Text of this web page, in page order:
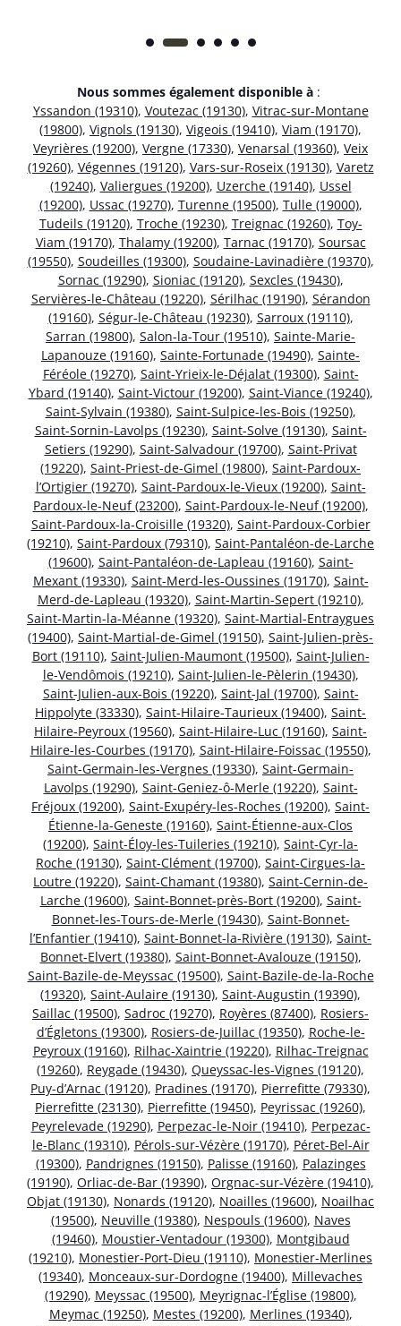
Nous sommes également disponible à :
Yssandon (19310), Voutezac (19130), Vitrac-sur-Montane
(19800), Vignols (19130), Vigeois (19410), Viam (19170),
Veyrières (19200), Vergne (17330), Venarsal (19360), Veix
(19260), Végennes (19120), Vars-sur-Roseix (19130), Varetz
(19240), Valiergues (19200), Uzerche (19140), Ussel
(19200), Ussac (19270), Turenne (19500), Tulle (19000),
Tudeils (19120), Troche (19230), Treignac (19260), Toy-
Viam (19170), Thalamy (19200), Tarnac (19170), Soursac
(19550), Soudeilles (19300), Soudaine-Lavinadière (19370),
Sornac (19290), Sioniac (19120), Sexcles (19430),
Servières-le-Château (19220), Sérilhac (19190), Sérandon
(19160), Ségur-le-Château (19230), Sarroux (19110),
Sarran (19800), Salon-la-Tour (19510), Sainte-Marie-
Lapanouze (19160), Sainte-Fortunade (19490), Sainte-
Féréole (19270), Saint-Yrieix-le-Déjalat (19300), Saint-
Ybard (19140), Saint-Victour (19200), Saint-Viance (19240),
Saint-Sylvain (19380), Saint-Sulpice-les-Bois (19250),
Saint-Sornin-Lavolps (19230), Saint-Solve (19130), Saint-
Setiers (19290), Saint-Salvadour (19700), Saint-Privat
(19220), Saint-Priest-de-Gimel (19800), Saint-Pardoux-
l’Ortigier (19270), Saint-Pardoux-le-Vieux (19200), Saint-
Pardoux-le-Neuf (23200), Saint-Pardoux-le-Neuf (19200),
Saint-Pardoux-la-Croisille (19320), Saint-Pardoux-Corbier
(19210), Saint-Pardoux (79310), Saint-Pantaléon-de-Larche
(19600), Saint-Pantaléon-de-Lapleau (19160), Saint-
Mexant (19330), Saint-Merd-les-Oussines (19170), Saint-
Merd-de-Lapleau (19320), Saint-Martin-Sepert (19210),
Saint-Martin-la-Méanne (19320), Saint-Martial-Entraygues
(19400), Saint-Martial-de-Gimel (19150), Saint-Julien-près-
Bort (19110), Saint-Julien-Maumont (19500), Saint-Julien-
le-Vendômois (19210), Saint-Julien-le-Pèlerin (19430),
Saint-Julien-aux-Bois (19220), Saint-Jal (19700), Saint-
Hippolyte (33330), Saint-Hilaire-Taurieux (19400), Saint-
Hilaire-Peyroux (19560), Saint-Hilaire-Luc (19160), Saint-
Hilaire-les-Courbes (19170), Saint-Hilaire-Foissac (19550),
Saint-Germain-les-Vergnes (19330), Saint-Germain-
Lavolps (19290), Saint-Geniez-ô-Merle (19220), Saint-
Fréjoux (19200), Saint-Exupéry-les-Roches (19200), Saint-
Étienne-la-Geneste (19160), Saint-Étienne-aux-Clos
(19200), Saint-Éloy-les-Tuileries (19210), Saint-Cyr-la-
Roche (19130), Saint-Clément (19700), Saint-Cirgues-la-
Loutre (19220), Saint-Chamant (19380), Saint-Cernin-de-
Larche (19600), Saint-Bonnet-près-Bort (19200), Saint-
Bonnet-les-Tours-de-Merle (19430), Saint-Bonnet-
l’Enfantier (19410), Saint-Bonnet-la-Rivière (19130), Saint-
Bonnet-Elvert (19380), Saint-Bonnet-Avalouze (19150),
Saint-Bazile-de-Meyssac (19500), Saint-Bazile-de-la-Roche
(19320), Saint-Aulaire (19130), Saint-Augustin (19390),
Saillac (19500), Sadroc (19270), Royères (87400), Rosiers-
d’Égletons (19300), Rosiers-de-Juillac (19350), Roche-le-
Peyroux (19160), Rilhac-Xaintrie (19220), Rilhac-Treignac
(19260), Reygade (19430), Queyssac-les-Vignes (19120),
Puy-d’Arnac (19120), Pradines (19170), Pierrefitte (79330),
Pierrefitte (23130), Pierrefitte (19450), Peyrissac (19260),
Peyrelevade (19290), Perpezac-le-Noir (19410), Perpezac-
le-Blanc (19310), Pérols-sur-Vézère (19170), Péret-Bel-Air
(19300), Pandrignes (19150), Palisse (19160), Palazinges
(19190), Orliac-de-Bar (19390), Orgnac-sur-Vézère (19410),
Objat (19130), Nonards (19120), Noailles (19600), Noailhac
(19500), Neuville (19380), Nespouls (19600), Naves
(19460), Moustier-Ventadour (19300), Montgibaud
(19210), Monestier-Port-Dieu (19110), Monestier-Merlines
(19340), Monceaux-sur-Dordogne (19400), Millevaches
(19290), Meyssac (19500), Meyrignac-l’Église (19800),
Meymac (19250), Mestes (19200), Merlines (19340),